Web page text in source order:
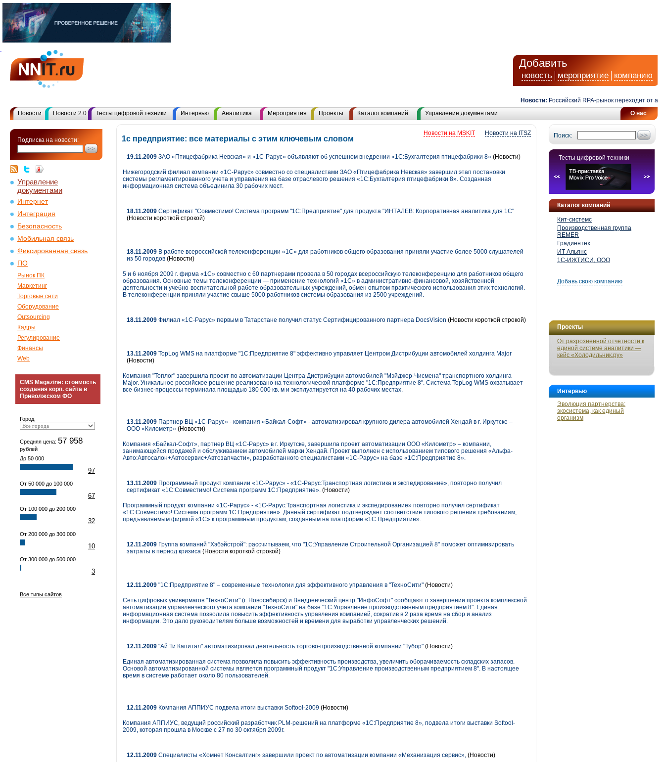
Добавить
новость мероприятие компанию
Новости: Российский RPA-рынок переходит от
О нас
Новости Новости 2.0 Тесты цифровой техники Интервью Аналитика Мероприятия Проекты Каталог компаний Управление документами
Подписка на новости:
Управление
документами
Интернет
Интеграция
Безопасность
Мобильная связь
Фиксированная связь
ПО
Рынок ПК
Маркетинг
Торговые сети
Оборудование
Outsourcing
Кадры
Регулирование
Финансы
Web
CMS Magazine: стоимость
создания корп. сайта в
Приволжском ФО
Город:
Средняя цена: 57 958
рублей
До 50 000
97
От 50 000 до 100 000
67
От 100 000 до 200 000
32
От 200 000 до 300 000
10
От 300 000 до 500 000
3
Все типы сайтов
Поиск:
Тесты цифровой техники
Каталог компаний
Кит-системс
Производственная группа
REMER
Градиентех
ИТ Альянс
1С-ИЖТИСИ, ООО
Добавь свою компанию
Проекты
От разрозненной отчетности к
единой системе аналитики —
кейс «Холодильник.ру»
Интервью
Эволюция партнерства:
экосистема, как единый
организм
Новости на ITSZ
Новости на MSKIT
1с предприятие: все материалы с этим ключевым словом
19.11.2009 ЗАО «Птицефабрика Невская» и «1С-Рарус» объявляют об успешном внедрении «1С:Бухгалтерия птицефабрики 8» (Новости)
Нижегородский филиал компании «1С-Рарус» совместно со специалистами ЗАО «Птицефабрика Невская» завершил этап постановки
системы регламентированного учета и управления на базе отраслевого решения «1С:Бухгалтерия птицефабрики 8». Созданная
информационная система объединила 30 рабочих мест.
18.11.2009 Сертификат "Совместимо! Система программ "1С:Предприятие" для продукта "ИНТАЛЕВ: Корпоративная аналитика для 1С"
(Новости короткой строкой)
18.11.2009 В работе всероссийской телеконференции «1С» для работников общего образования приняли участие более 5000 слушателей
из 50 городов (Новости)
5 и 6 ноября 2009 г. фирма «1С» совместно с 60 партнерами провела в 50 городах всероссийскую телеконференцию для работников общего
образования. Основные темы телеконференции — применение технологий «1С» в административно-финансовой, хозяйственной
деятельности и учебно-воспитательной работе образовательных учреждений, обмен опытом практического использования этих технологий.
В телеконференции приняли участие свыше 5000 работников системы образования из 2500 учреждений.
18.11.2009 Филиал «1C-Рарус» первым в Татарстане получил статус Сертифицированного партнера DocsVision (Новости короткой строкой)
13.11.2009 TopLog WMS на платформе "1С:Предприятие 8" эффективно управляет Центром Дистрибуции автомобилей холдинга Major
(Новости)
Компания "Топлог" завершила проект по автоматизации Центра Дистрибуции автомобилей "Мэйджор-Чисмена" транспортного холдинга
Major. Уникальное российское решение реализовано на технологической платформе "1С:Предприятие 8". Система TopLog WMS охватывает
все бизнес-процессы терминала площадью 180 000 кв. м и эксплуатируется на 40 рабочих местах.
13.11.2009 Партнер ВЦ «1С-Рарус» - компания «Байкал-Софт» - автоматизировал крупного дилера автомобилей Хендай в г. Иркутске –
ООО «Километр» (Новости)
Компания «Байкал-Софт», партнер ВЦ «1С-Рарус» в г. Иркутске, завершила проект автоматизации ООО «Километр» – компании,
занимающейся продажей и обслуживанием автомобилей марки Хендай. Проект выполнен с использованием типового решения «Альфа-
Авто:Автосалон+Автосервис+Автозапчасти», разработанного специалистами «1С-Рарус» на базе «1С:Предприятие 8».
13.11.2009 Программный продукт компании «1С-Рарус» - «1С-Рарус:Транспортная логистика и экспедирование», повторно получил
сертификат «1С:Совместимо! Система программ 1С:Предприятие». (Новости)
Программный продукт компании «1С-Рарус» - «1С-Рарус:Транспортная логистика и экспедирование» повторно получил сертификат
«1С:Совместимо! Система программ 1С:Предприятие». Данный сертификат подтверждает соответствие типового решения требованиям,
предъявляемым фирмой «1С» к программным продуктам, созданным на платформе «1С:Предприятие».
12.11.2009 Группа компаний "Хэбэйстрой": рассчитываем, что "1С:Управление Строительной Организацией 8" поможет оптимизировать
затраты в период кризиса (Новости короткой строкой)
12.11.2009 "1С:Предприятие 8" – современные технологии для эффективного управления в "ТехноСити" (Новости)
Сеть цифровых универмагов "ТехноСити" (г. Новосибирск) и Внедренческий центр "ИнфоСофт" сообщают о завершении проекта комплексной
автоматизации управленческого учета компании "ТехноСити" на базе "1С:Управление производственным предприятием 8". Единая
информационная система позволила повысить эффективность управления компанией, сократив в 2 раза время на сбор и анализ
информации. Это дало руководителям больше возможностей и времени для выработки управленческих решений.
12.11.2009 "Ай Ти Капитал" автоматизировал деятельность торгово-производственной компании "Тубор" (Новости)
Единая автоматизированная система позволила повысить эффективность производства, увеличить оборачиваемость складских запасов.
Основой автоматизированной системы является программный продукт "1С:Управление производственным предприятием 8". В настоящее
время в системе работает около 80 пользователей.
12.11.2009 Компания АППИУС подвела итоги выставки Softool-2009 (Новости)
Компания АППИУС, ведущий российский разработчик PLM-решений на платформе «1С:Предприятие 8», подвела итоги выставки Softool-
2009, которая прошла в Москве с 27 по 30 октября 2009г.
12.11.2009 Специалисты «Хомнет Консалтинг» завершили проект по автоматизации компании «Механизация сервис», (Новости)